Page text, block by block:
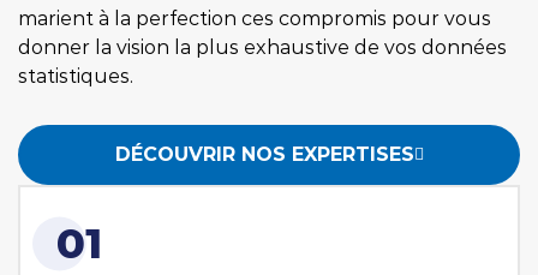
marient à la perfection ces compromis pour vous
donner la vision la plus exhaustive de vos données
statistiques.
DÉCOUVRIR NOS EXPERTISES
01